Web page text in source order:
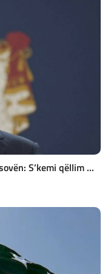
S’kemi qëllim ...